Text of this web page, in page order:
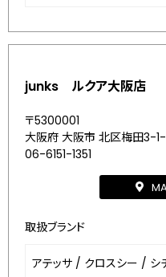
junks ルクア大阪店
〒5300001
大阪府 大阪市 北区梅田3-
06-6151-1351
取扱ブランド
アテッサ / クロスシー / シ